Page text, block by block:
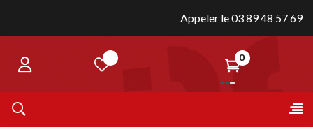
Appeler le 03 89 48 57 69
0
la
☰